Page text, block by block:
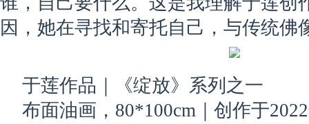
因，她在寻找和寄托自己，与传统佛
于莲作品｜《绽放》系列之一
布面油画，80*100cm｜创作于